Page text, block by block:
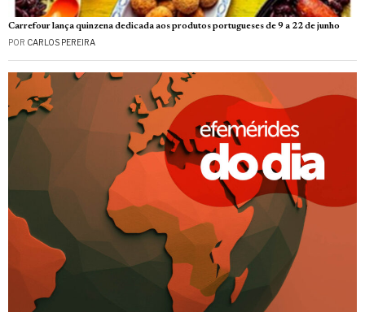
Carrefour lança quinzena dedicada aos produtos portugueses de 9 a 22 de junho
POR CARLOS PEREIRA